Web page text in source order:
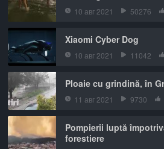
10 авг 2021 50276
Xiaomi Cyber Dog
10 авг 2021 11042
Ploaie cu grindină, în
11 авг 2021 9730
Pompierii luptă
forestiere